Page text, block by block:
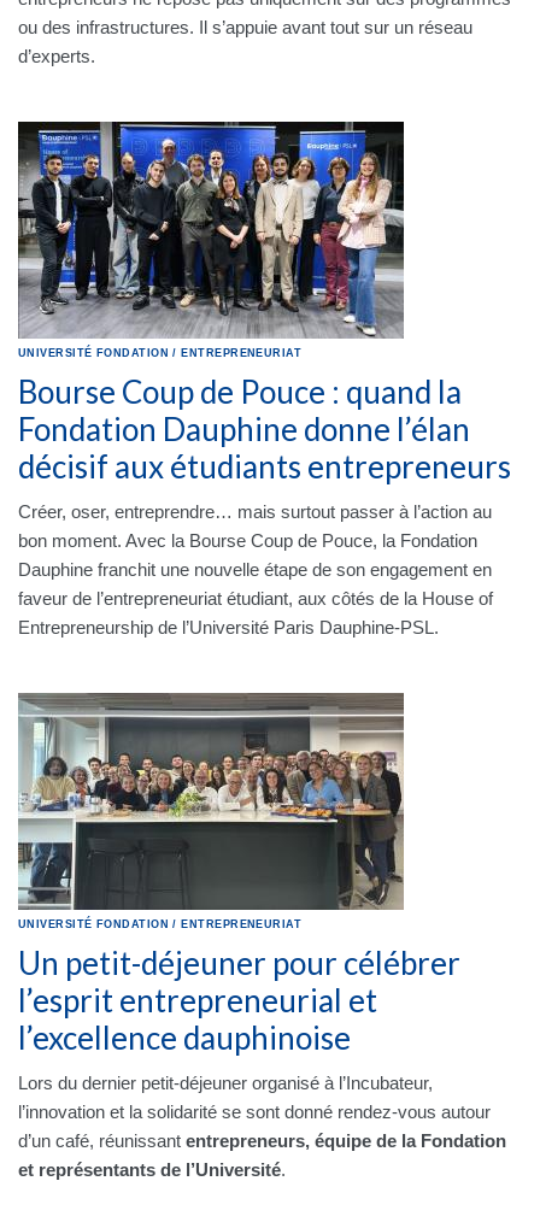
ou des infrastructures. Il s’appuie avant tout sur un réseau
d’experts.
UNIVERSITÉ FONDATION / ENTREPRENEURIAT
Bourse Coup de Pouce : quand la
Fondation Dauphine donne l’élan
décisif aux étudiants entrepreneurs
Créer, oser, entreprendre… mais surtout passer à l’action au
bon moment. Avec la Bourse Coup de Pouce, la Fondation
Dauphine franchit une nouvelle étape de son engagement en
faveur de l’entrepreneuriat étudiant, aux côtés de la House of
Entrepreneurship de l’Université Paris Dauphine-PSL.
UNIVERSITÉ FONDATION / ENTREPRENEURIAT
Un petit-déjeuner pour célébrer
l’esprit entrepreneurial et
l’excellence dauphinoise
Lors du dernier petit-déjeuner organisé à l’Incubateur,
l’innovation et la solidarité se sont donné rendez-vous autour
d’un café, réunissant entrepreneurs, équipe de la Fondation
et représentants de l’Université.